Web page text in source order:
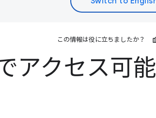
この情報は役に立ちましたか？
アクセス可能